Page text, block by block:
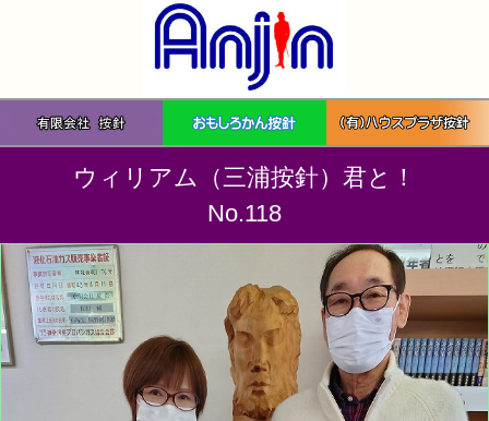
ウィリアム（三浦按針）君と！
No.118